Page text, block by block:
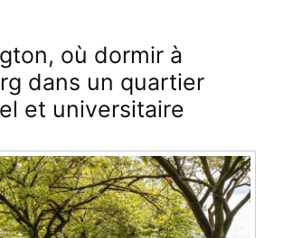
où dormir à
dans un quartier
et universitaire